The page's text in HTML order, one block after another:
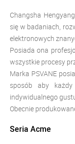
Changsha
się w badaniach,
elektronowych
Posiada ona
wszystkie procesy
Marka PSVANE
sposób aby
indywidualnego
Obecnie
Seria Acme